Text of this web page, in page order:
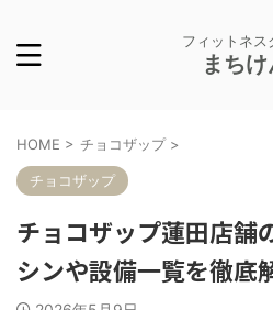
フィットネス
まち
HOME > チョコザップ >
チョコザップ
チョコザップ蓮田店舗
シンや設備一覧を徹底